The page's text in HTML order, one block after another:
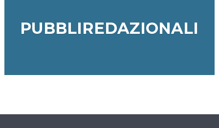
PUBBLIREDAZIONALI